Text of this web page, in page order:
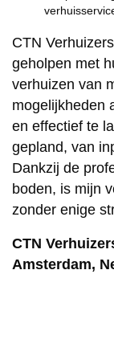
CTN
geholpen met
verhuizen van
mogelijkheden
en effectief te
gepland, van
Dankzij de
boden, is mijn
zonder enige
CTN
Amsterdam,